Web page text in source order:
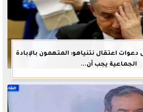
اعتقال نتنياهو: المتهمون بالإبادة
الجماعية يجب أن...